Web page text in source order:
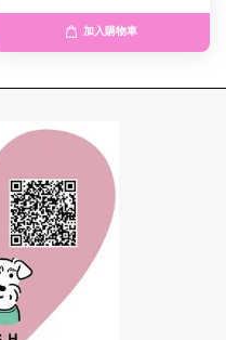
加入購物車